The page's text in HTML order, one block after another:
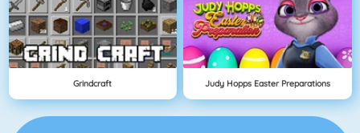
Grindcraft Judy Hopps Easter Preparations